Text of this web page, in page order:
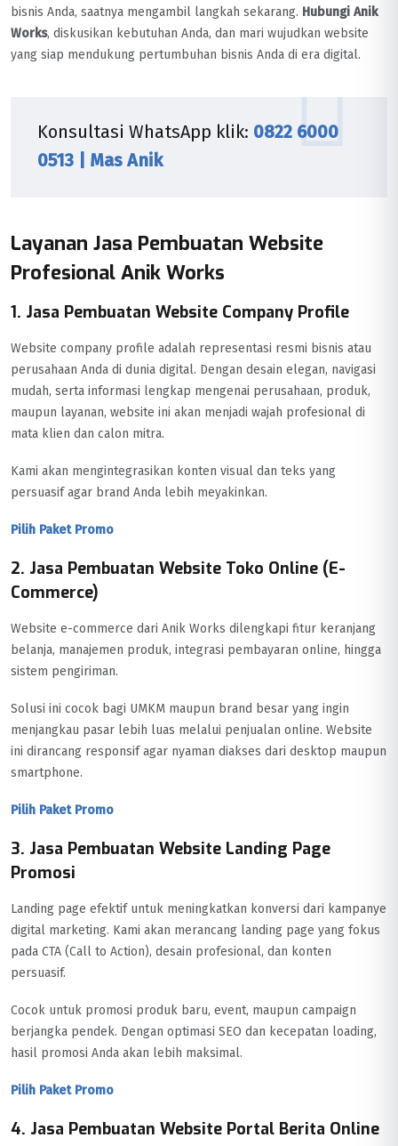
bisnis Anda, saatnya mengambil langkah sekarang. Hubungi Anik
Works, diskusikan kebutuhan Anda, dan mari wujudkan website
yang siap mendukung pertumbuhan bisnis Anda di era digital.
Konsultasi WhatsApp klik: 0822 6000
0513 | Mas Anik
Layanan Jasa Pembuatan Website
Profesional Anik Works
1. Jasa Pembuatan Website Company Profile
Website company profile adalah representasi resmi bisnis atau
perusahaan Anda di dunia digital. Dengan desain elegan, navigasi
mudah, serta informasi lengkap mengenai perusahaan, produk,
maupun layanan, website ini akan menjadi wajah profesional di
mata klien dan calon mitra.
Kami akan mengintegrasikan konten visual dan teks yang
persuasif agar brand Anda lebih meyakinkan.
Pilih Paket Promo
2. Jasa Pembuatan Website Toko Online (E-
Commerce)
Website e-commerce dari Anik Works dilengkapi fitur keranjang
belanja, manajemen produk, integrasi pembayaran online, hingga
sistem pengiriman.
Solusi ini cocok bagi UMKM maupun brand besar yang ingin
menjangkau pasar lebih luas melalui penjualan online. Website
ini dirancang responsif agar nyaman diakses dari desktop maupun
smartphone.
Pilih Paket Promo
3. Jasa Pembuatan Website Landing Page
Promosi
Landing page efektif untuk meningkatkan konversi dari kampanye
digital marketing. Kami akan merancang landing page yang fokus
pada CTA (Call to Action), desain profesional, dan konten
persuasif.
Cocok untuk promosi produk baru, event, maupun campaign
berjangka pendek. Dengan optimasi SEO dan kecepatan loading,
hasil promosi Anda akan lebih maksimal.
Pilih Paket Promo
4. Jasa Pembuatan Website Portal Berita Online